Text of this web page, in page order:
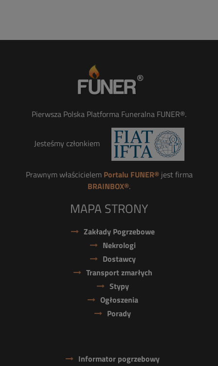
Pierwsza Polska Platforma Funeralna FUNER®.
Jesteśmy członkiem
Prawnym właścicielem Portalu FUNER®jest firma
BRAINBOX®.
MAPA STRONY
Zakłady Pogrzebowe
Nekrologi
Dostawcy
Transport zmarłych
Stypy
Ogłoszenia
Porady
Informator pogrzebowy